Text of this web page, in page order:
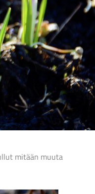
mitään muuta